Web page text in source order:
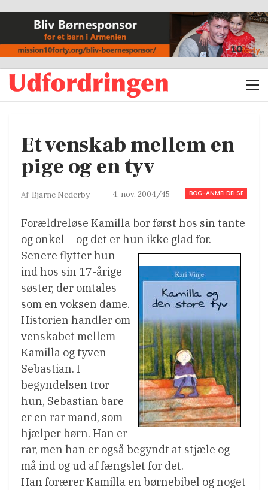
Et venskab mellem en
pige og en tyv
BOG-ANMELDELSE
Af Bjarne Nederby 4. nov. 2004/45
Forældreløse Kamilla bor først hos sin tante
og onkel – og det er hun ikke glad for.
Senere flytter hun
ind hos sin 17-årige
søster, der omtales
som en voksen dame.
Historien handler om
venskabet mellem
Kamilla og tyven
Sebastian. I
begyndelsen tror
hun, Sebastian bare
er en rar mand, som
hjælper børn. Han er
rar, men han er også begyndt at stjæle og
må ind og ud af fængslet for det.
Han forærer Kamilla en børnebibel og noget